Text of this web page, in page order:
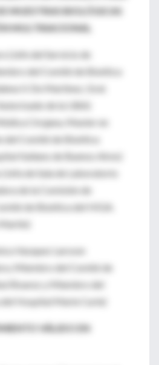
MUESTRAS BIOLÓGICAS
MULTINACIONAL
(Jefe del Servicio de
del Comité de Bioética
V. De Martinez, Gral.
de la UBA)
Cirujana, Master en
del Comité de Bioética
Italiano de Buenos Aires)
(Jefa de Sala de Laboratorio
de la Comisión de
de Bioética del HIGA.
Vazquez Larsson
Miembro del Comité de
Álvarez y Miembro del
Hospital Marie Curie)
VÁLIDO EN